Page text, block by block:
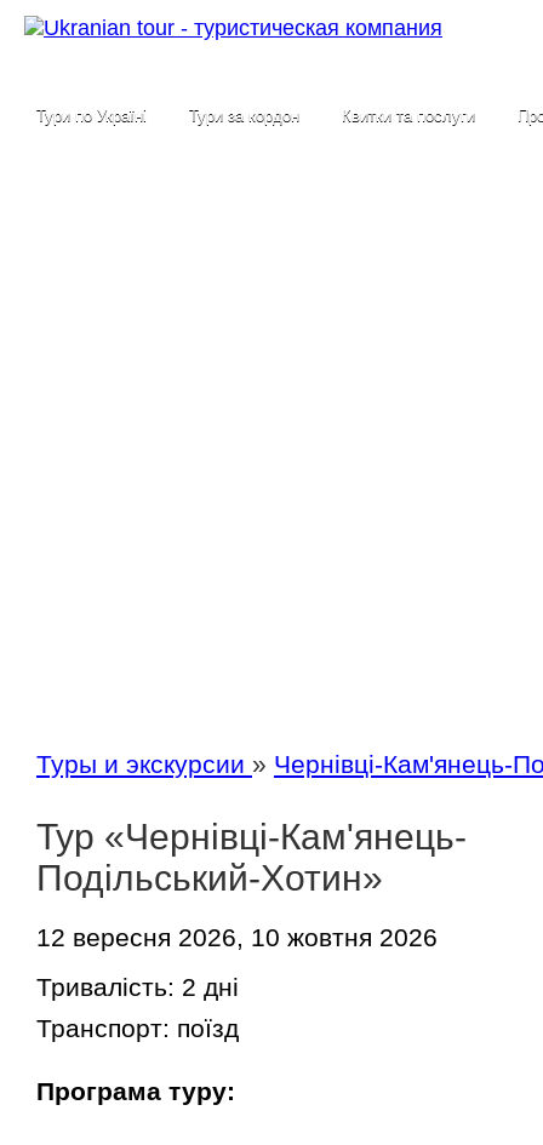
Тури по Україні Тури за кордон Квитки та послуги
Туры и экскурсии » Чернівці-Кам'янець-
Тур «Чернівці-Кам'янець-
Подільський-Хотин»
12 вересня 2026, 10 жовтня 2026
Тривалість: 2 дні
Транспорт: поїзд
Програма туру: